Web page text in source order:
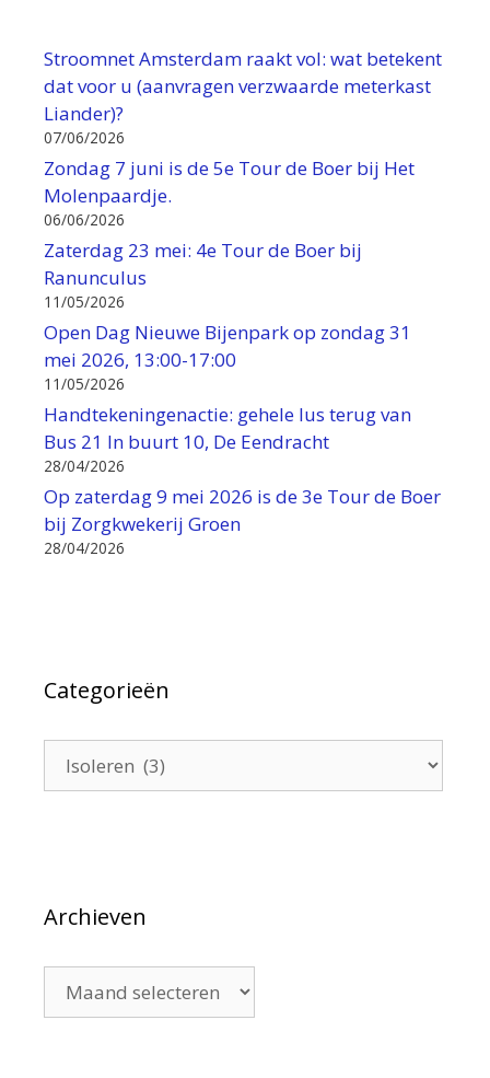
Stroomnet Amsterdam raakt vol: wat betekent
dat voor u (aanvragen verzwaarde meterkast
Liander)?
07/06/2026
Zondag 7 juni is de 5e Tour de Boer bij Het
Molenpaardje.
06/06/2026
Zaterdag 23 mei: 4e Tour de Boer bij
Ranunculus
11/05/2026
Open Dag Nieuwe Bijenpark op zondag 31
mei 2026, 13:00-17:00
11/05/2026
Handtekeningenactie: gehele lus terug van
Bus 21 In buurt 10, De Eendracht
28/04/2026
Op zaterdag 9 mei 2026 is de 3e Tour de Boer
bij Zorgkwekerij Groen
28/04/2026
Categorieën
Archieven